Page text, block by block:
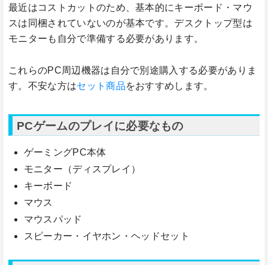
最近はコストカットのため、基本的にキーボード・マウ
スは同梱されていないのが基本です。デスクトップ型は
モニターも自分で準備する必要があります。
これらのPC周辺機器は自分で別途購入する必要がありま
す。不安な方はセット商品をおすすめします。
PCゲームのプレイに必要なもの
ゲーミングPC本体
モニター（ディスプレイ）
キーボード
マウス
マウスパッド
スピーカー・イヤホン・ヘッドセット